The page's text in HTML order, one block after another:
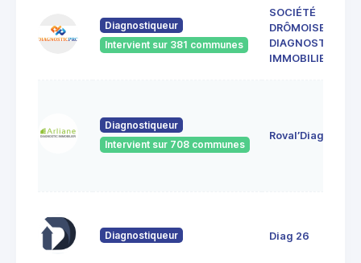
Diagnostiqueur
Intervient sur 381 communes
SOCIÉTÉ
DRÔMOISE DE
DIAGNOSTICS
IMMOBILIERS
Diagnostiqueur
Intervient sur 708 communes
Roval’Diag
Diagnostiqueur Diag 26